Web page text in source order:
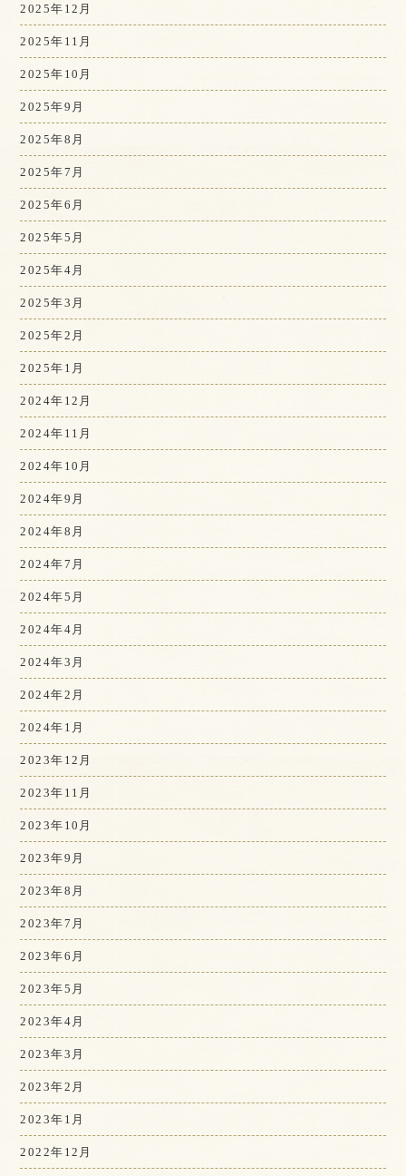
2025年12月
2025年11月
2025年10月
2025年9月
2025年8月
2025年7月
2025年6月
2025年5月
2025年4月
2025年3月
2025年2月
2025年1月
2024年12月
2024年11月
2024年10月
2024年9月
2024年8月
2024年7月
2024年5月
2024年4月
2024年3月
2024年2月
2024年1月
2023年12月
2023年11月
2023年10月
2023年9月
2023年8月
2023年7月
2023年6月
2023年5月
2023年4月
2023年3月
2023年2月
2023年1月
2022年12月